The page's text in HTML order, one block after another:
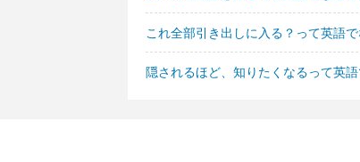
これ全部引き出しに入る？って英語
隠されるほど、知りたくなるって英